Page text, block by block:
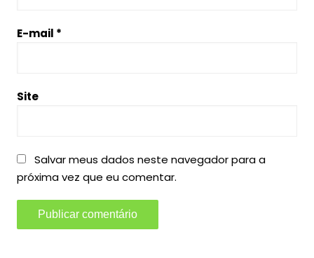
E-mail *
Site
Salvar meus dados neste navegador para a
próxima vez que eu comentar.